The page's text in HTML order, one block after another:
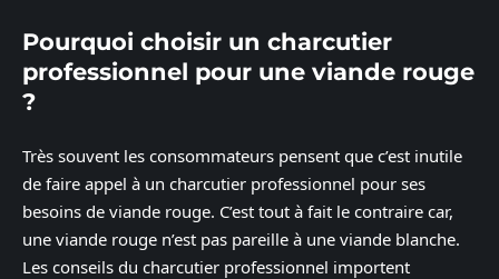
Pourquoi choisir un charcutier
professionnel pour une viande rouge
?
Très souvent les consommateurs pensent que c’est inutile
de faire appel à un charcutier professionnel pour ses
besoins de viande rouge. C’est tout à fait le contraire car,
une viande rouge n’est pas pareille à une viande blanche.
Les conseils du charcutier professionnel importent